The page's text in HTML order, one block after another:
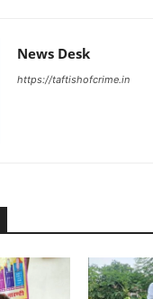
News Desk
https://taftishofcrime.in